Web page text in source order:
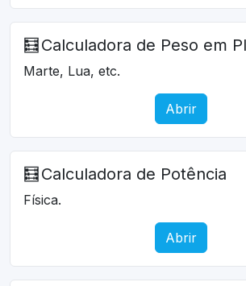
🧮 Calculadora de Peso em
Marte, Lua, etc.
Abrir
🧮 Calculadora de Potência
Física.
Abrir